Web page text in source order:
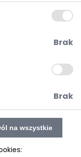
Brak
Brak
na wszystkie